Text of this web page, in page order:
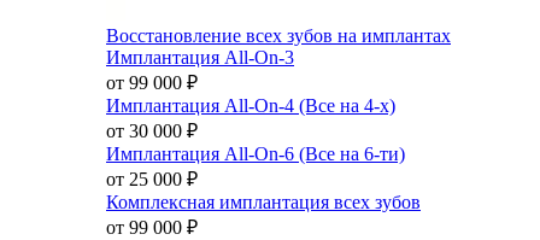
Восстановление всех зубов на имплантах
Имплантация All-On-3
от 99 000 ₽
Имплантация All-On-4 (Все на 4-х)
от 30 000 ₽
Имплантация All-On-6 (Все на 6-ти)
от 25 000 ₽
Комплексная имплантация всех зубов
от 99 000 ₽